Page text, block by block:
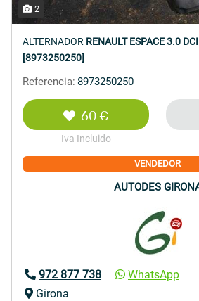
2
ALTERNADOR RENAULT ESPACE 3.0
[8973250250]
Referencia: 8973250250
60 €
Iva Incluido
VENDEDOR
AUTODES
972 877 738
WhatsApp
Girona